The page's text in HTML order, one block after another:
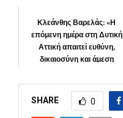
Κλεάνθης Βαρελάς: «Η
επόμενη ημέρα στη Δυτική
Αττική απαιτεί ευθύνη,
δικαιοσύνη και άμεση
ΠΕΡΙΦΕΡΕΙΑ
SHARE 0